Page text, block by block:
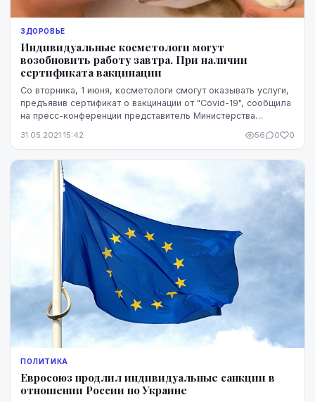
ЗДОРОВЬЕ
Индивидуальные косметологи могут
возобновить работу завтра. При наличии
сертификата вакцинации
Со вторника, 1 июня, косметологи смогут оказывать услуги,
предъявив сертификат о вакцинации от "Covid-19", сообщила
на пресс-конференции представитель Министерства
31.05.2021 15:42 56 0 0
ПОЛИТИКА
Евросоюз продлил индивидуальные санкции в
отношении России по Украине